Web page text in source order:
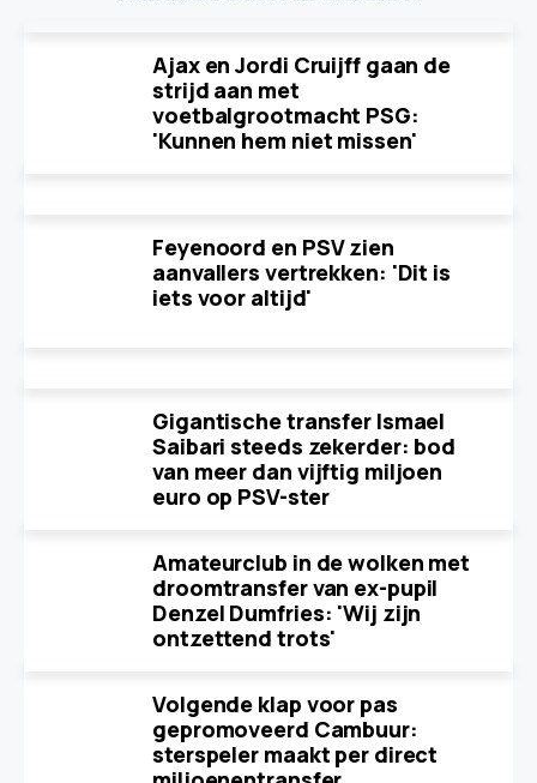
Ajax en Jordi Cruijff gaan de
strijd aan met
voetbalgrootmacht PSG:
'Kunnen hem niet missen'
Feyenoord en PSV zien
aanvallers vertrekken: 'Dit is
iets voor altijd'
Gigantische transfer Ismael
Saibari steeds zekerder: bod
van meer dan vijftig miljoen
euro op PSV-ster
Amateurclub in de wolken met
droomtransfer van ex-pupil
Denzel Dumfries: 'Wij zijn
ontzettend trots'
Volgende klap voor pas
gepromoveerd Cambuur:
sterspeler maakt per direct